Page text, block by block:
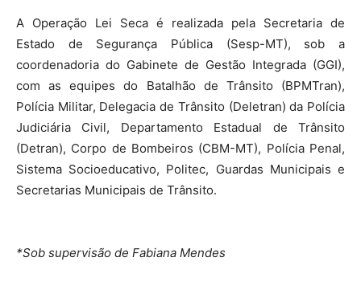
A Operação Lei Seca é realizada pela Secretaria de
Estado de Segurança Pública (Sesp-MT), sob a
coordenadoria do Gabinete de Gestão Integrada (GGI),
com as equipes do Batalhão de Trânsito (BPMTran),
Polícia Militar, Delegacia de Trânsito (Deletran) da Polícia
Judiciária Civil, Departamento Estadual de Trânsito
(Detran), Corpo de Bombeiros (CBM-MT), Polícia Penal,
Sistema Socioeducativo, Politec, Guardas Municipais e
Secretarias Municipais de Trânsito.
*Sob supervisão de Fabiana Mendes